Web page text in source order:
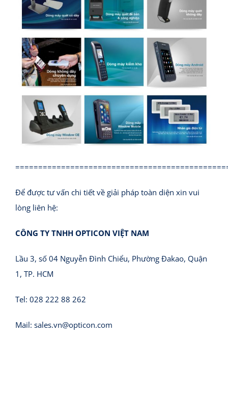
Để được tư vấn chi tiết về giải pháp toàn diện xin vui
lòng liên hệ:
CÔNG TY TNHH OPTICON VIỆT NAM
Lầu 3, số 04 Nguyễn Đình Chiểu, Phường Đakao, Quận
1, TP. HCM
Tel: 028 222 88 262
Mail: sales.vn@opticon.com